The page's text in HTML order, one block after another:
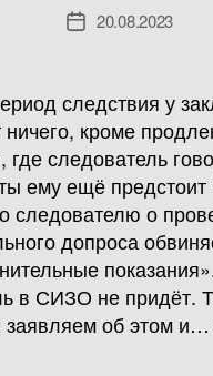
Дата20.08.2023
следствия у
ничего, кроме
где следователь
ему ещё
следователю о
допроса
в СИЗО не придёт.
заявляем об этом